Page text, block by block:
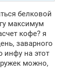
белковой
максимум
кофе? я
заварного
инфу на этот
можно,